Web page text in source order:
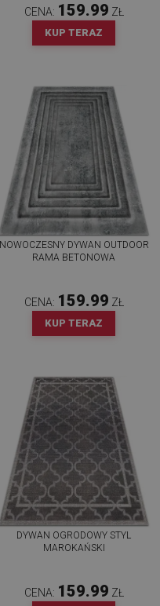
CENA: 159.99 ZŁ
KUP TERAZ
NOWOCZESNY DYWAN OUTDOOR
RAMA BETONOWA
CENA: 159.99 ZŁ
KUP TERAZ
DYWAN OGRODOWY STYL
MAROKAŃSKI
CENA: 159.99 ZŁ